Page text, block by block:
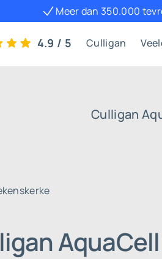
Meer dan 350.000
4.9 / 5 Culligan
Culligan